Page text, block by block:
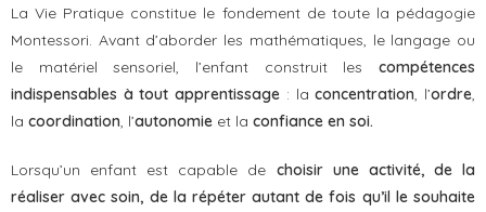
La Vie Pratique constitue le fondement de toute la pédagogie
Montessori. Avant d’aborder les mathématiques, le langage ou
le matériel sensoriel, l’enfant construit les compétences
indispensables à tout apprentissage : laconcentration, l’ordre,
la coordination, l’autonomie et la confiance en soi.
Lorsqu’un enfant est capable de choisir une activité, de la
réaliser avec soin, de la répéter autant de fois qu’il le souhaite